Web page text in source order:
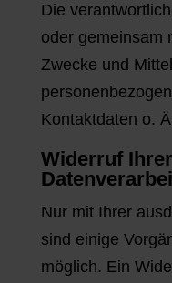
Die
oder gemeinsam
Zwecke und
Kontaktdaten o.
Widerruf
Nur mit Ihrer
sind einige
möglich. Ein